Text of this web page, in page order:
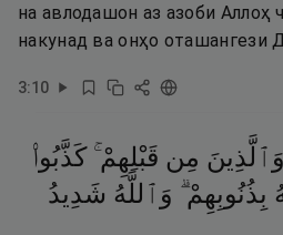
на авлодашон аз азоби Аллоҳ
накунад ва онҳо оташангези
3:10
وَٱلَّذِينَ مِن قَبْلِهِمْ ۚ كَذَّبُوا۟
بِذُنُوبِهِمْ ۗ وَٱللَّهُ شَدِيدُ